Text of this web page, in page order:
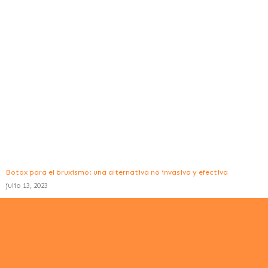
Botox para el bruxismo: una alternativa no invasiva y efectiva
julio 13, 2023